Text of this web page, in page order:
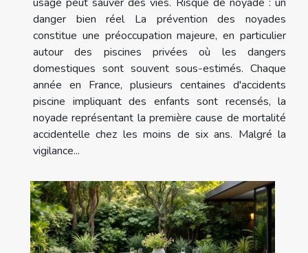
usage peut sauver des vies. Risque de noyade : un
danger bien réel La prévention des noyades
constitue une préoccupation majeure, en particulier
autour des piscines privées où les dangers
domestiques sont souvent sous-estimés. Chaque
année en France, plusieurs centaines d'accidents
piscine impliquant des enfants sont recensés, la
noyade représentant la première cause de mortalité
accidentelle chez les moins de six ans. Malgré la
vigilance...